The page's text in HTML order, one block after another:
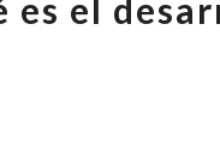
es el